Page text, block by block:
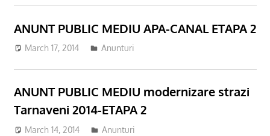
ANUNT PUBLIC MEDIU APA-CANAL ETAPA 2
March 17, 2014 Anunturi
ANUNT PUBLIC MEDIU modernizare strazi
Tarnaveni 2014-ETAPA 2
March 14, 2014 Anunturi